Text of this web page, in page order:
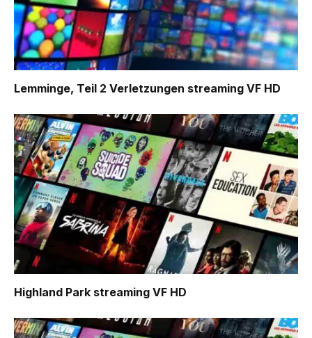
Lemminge, Teil 2 Verletzungen streaming VF HD
Highland Park streaming VF HD